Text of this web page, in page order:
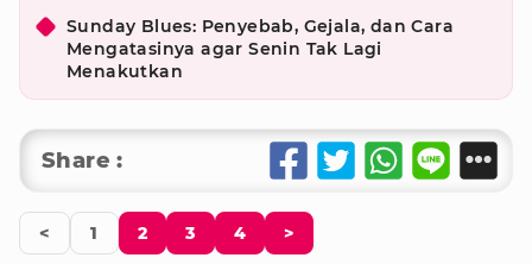
Sunday Blues: Penyebab, Gejala, dan Cara
Mengatasinya agar Senin Tak Lagi
Menakutkan
Share :
< 1 2 3 4 >